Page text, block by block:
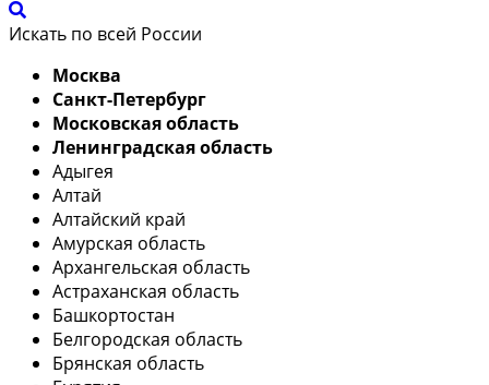
Искать по всей России
Москва
Санкт-Петербург
Московская область
Ленинградская область
Адыгея
Алтай
Алтайский край
Амурская область
Архангельская область
Астраханская область
Башкортостан
Белгородская область
Брянская область